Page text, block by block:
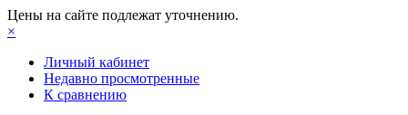
Цены на сайте подлежат уточнению.
×
Личный кабинет
Недавно просмотренные
К сравнению